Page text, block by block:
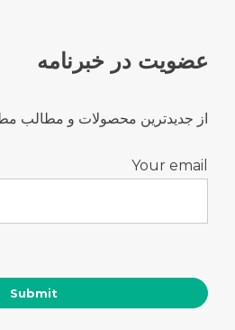
عضویت در خبرنامه
از جدیدترین محصولات و مطالب
Your email